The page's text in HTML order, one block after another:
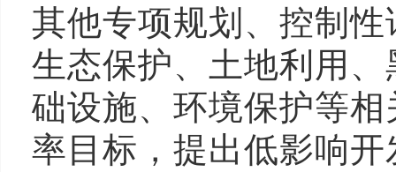
其他专项规划、控制
生态保护、土地利用
础设施、环境保护等
率目标，提出低影响